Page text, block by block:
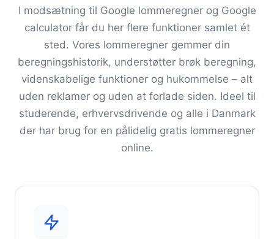
I modsætning til Google lommeregner og Google
calculator får du her flere funktioner samlet ét
sted. Vores lommeregner gemmer din
beregningshistorik, understøtter brøk beregning,
videnskabelige funktioner og hukommelse – alt
uden reklamer og uden at forlade siden. Ideel til
studerende, erhvervsdrivende og alle i Danmark
der har brug for en pålidelig gratis lommeregner
online.